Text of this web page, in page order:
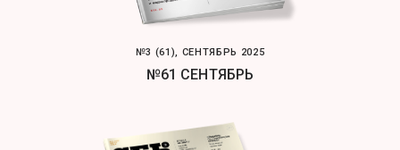
№3 (61), СЕНТЯБРЬ 2025
№61 СЕНТЯБРЬ